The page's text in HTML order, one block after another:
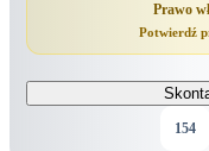
Prawo
Potwierdź
154